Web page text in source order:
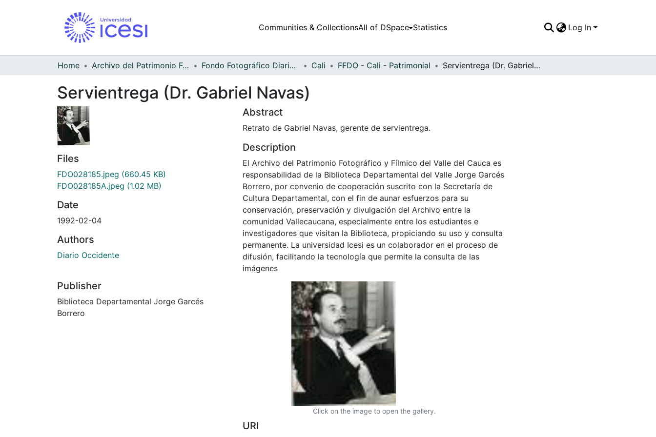
Communities & CollectionsAll of DSpace Statistics Log In
Home Archivo del Patrimonio Fotográfico y Fílmico del Valle del Cauca Fondo Fotográfico Diario Occidente Cali FFDO - Cali - Patrimonial Servientrega (Dr. Gabriel Navas)
Servientrega (Dr. Gabriel Navas)
Files
FDO028185.jpeg (660.45 KB)
FDO028185A.jpeg (1.02 MB)
Date
1992-02-04
Authors
Diario Occidente
Publisher
Biblioteca Departamental Jorge Garcés
Borrero
Abstract
Retrato de Gabriel Navas, gerente de servientrega.
Description
El Archivo del Patrimonio Fotográfico y Fílmico del Valle del Cauca es
responsabilidad de la Biblioteca Departamental del Valle Jorge Garcés
Borrero, por convenio de cooperación suscrito con la Secretaría de
Cultura Departamental, con el fin de aunar esfuerzos para su
conservación, preservación y divulgación del Archivo entre la
comunidad Vallecaucana, especialmente entre los estudiantes e
investigadores que visitan la Biblioteca, propiciando su uso y consulta
permanente. La universidad Icesi es un colaborador en el proceso de
difusión, facilitando la tecnología que permite la consulta de las
imágenes
Click on the image to open the gallery.
URI